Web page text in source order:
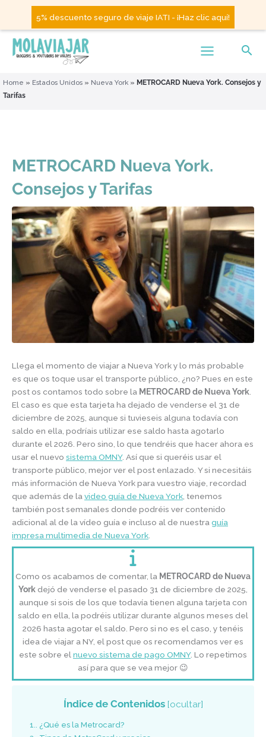
5% descuento seguro de viaje IATI - ¡Haz clic aquí!
Home » Estados Unidos » Nueva York » METROCARD Nueva York. Consejos y
Tarifas
METROCARD Nueva York.
Consejos y Tarifas
Llega el momento de viajar a Nueva York y lo más probable
es que os toque usar el transporte público, ¿no? Pues en este
post os contamos todo sobre la METROCARD de Nueva York
El caso es que esta tarjeta ha dejado de venderse el 31 de
diciembre de 2025, aunque si tuvieseis alguna todavía con
saldo en ella, podríais utilizar ese saldo hasta agotarlo
durante el 2026. Pero sino, lo que tendréis que hacer ahora es
usar el nuevo sistema OMNY. Así que si queréis usar el
transporte público, mejor ver el post enlazado. Y si necesitáis
más información de Nueva York para vuestro viaje, recordad
que además de la video guía de Nueva York , tenemos
también post semanales donde podréis ver contenido
adicional al de la vídeo guía e incluso al de nuestra guía
impresa multimedia de Nueva York
Como os acabamos de comentar, la METROCARD de Nueva
York dejó de venderse el pasado 31 de diciembre de 2025,
aunque si sois de los que todavía tienen alguna tarjeta con
saldo en ella, la podréis utilizar durante algunos meses del
2026 hasta agotar el saldo. Pero si no es el caso, y tenéis
idea de viajar a NY, el post que os recomendamos ver es
este sobre el nuevo sistema de pago OMNY. Lo repetimos
así para que se vea mejor 😉
Índice de Contenidos [ocultar]
1.
¿Qué es la Metrocard?